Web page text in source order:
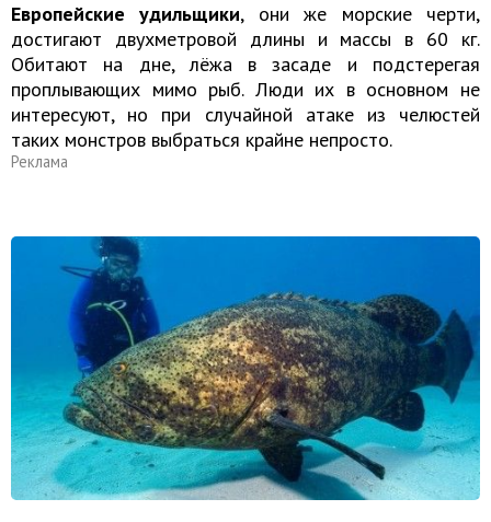
Европейские удильщики, они же морские черти,
достигают двухметровой длины и массы в 60 кг.
Обитают на дне, лёжа в засаде и подстерегая
проплывающих мимо рыб. Люди их в основном не
интересуют, но при случайной атаке из челюстей
таких монстров выбраться крайне непросто.
Реклама